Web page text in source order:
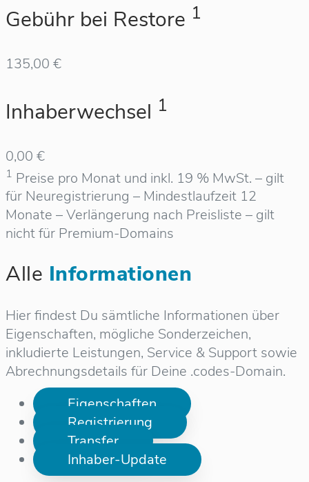
Gebühr bei Restore 1
135,00 €
Inhaberwechsel 1
0,00 €
1 Preise pro Monat und inkl. 19 % MwSt. – gilt
für Neuregistrierung – Mindestlaufzeit 12
Monate – Verlängerung nach Preisliste – gilt
nicht für Premium-Domains
Alle Informationen
Hier findest Du sämtliche Informationen über
Eigenschaften, mögliche Sonderzeichen,
inkludierte Leistungen, Service & Support sowie
Abrechnungsdetails für Deine .codes-Domain.
Eigenschaften
Registrierung
Transfer
Inhaber-Update